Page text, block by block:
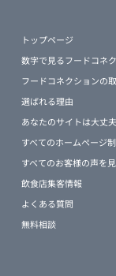
トップページ
数字で見るフードコネ
フードコネクションの
選ばれる理由
あなたのサイトは大丈
すべてのホームページ
すべてのお客様の声を
飲食店集客情報
よくある質問
無料相談